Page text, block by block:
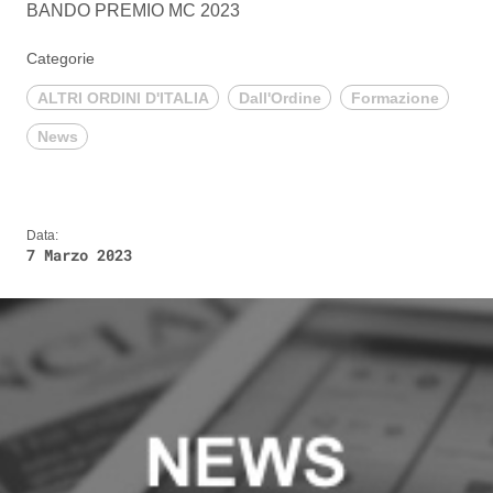
BANDO PREMIO MC 2023
Categorie
ALTRI ORDINI D'ITALIA Dall'Ordine Formazione
News
Data:
7 Marzo 2023